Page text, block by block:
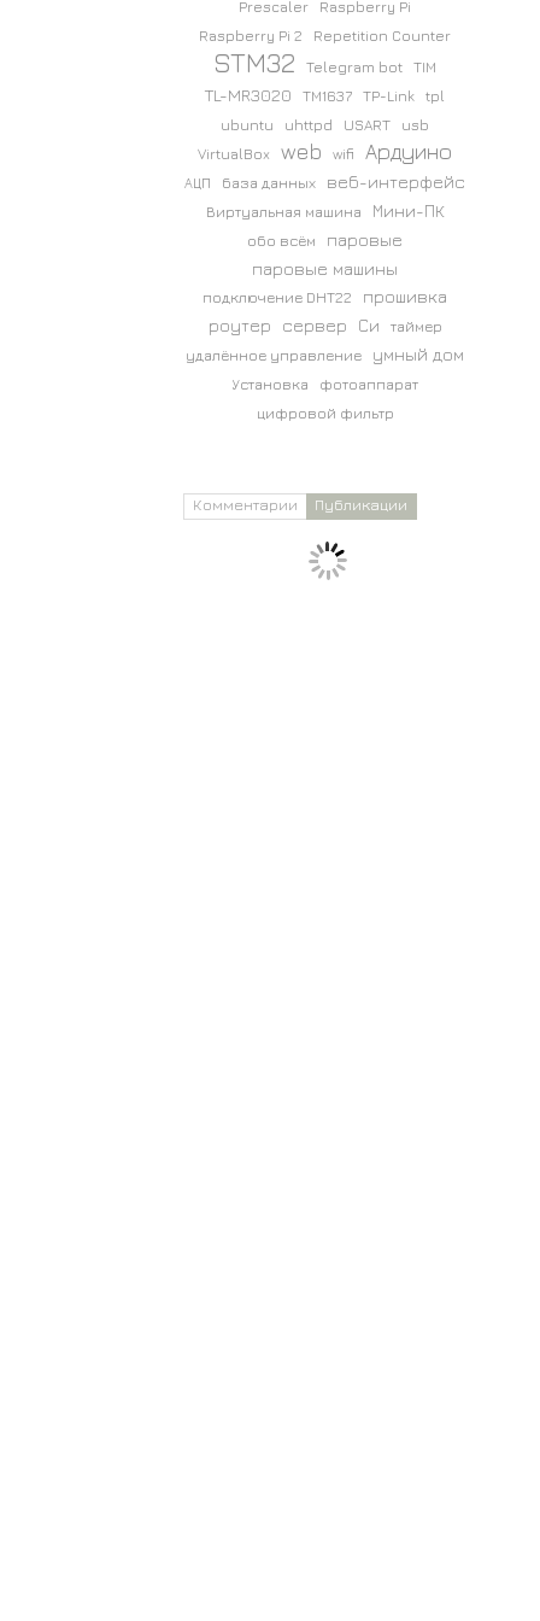
Prescaler
Raspberry Pi
Raspberry Pi 2
Repetition Counter
STM32 Telegram bot TIM
TL-MR3020 TM1637 TP-Link
tpl
ubuntu
uhttpd USART
usb
VirtualBox
web wifi Ардуино
АЦП база данных веб-интерфейс
Виртуальная машина Мини-ПК
обо всём
паровые
паровые машины
подключение DHT22
прошивка
роутер
сервер Си
таймер
удалённое управление
умный дом
Установка
фотоаппарат
цифровой фильтр
Комментарии Публикации